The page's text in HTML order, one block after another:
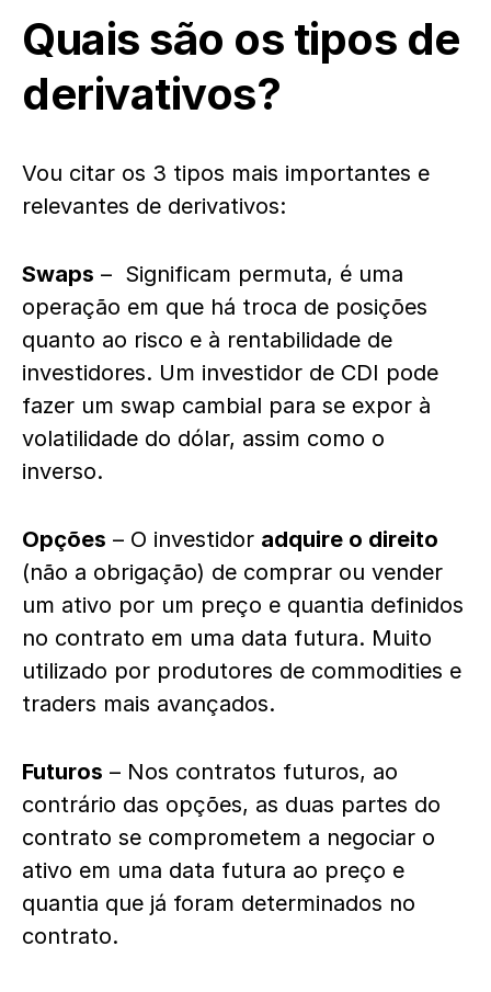
Quais são os tipos de
derivativos?
Vou citar os 3 tipos mais importantes e
relevantes de derivativos:
Swaps – Significam permuta, é uma
operação em que há troca de posições
quanto ao risco e à rentabilidade de
investidores. Um investidor de CDI pode
fazer um swap cambial para se expor à
volatilidade do dólar, assim como o
inverso.
Opções – O investidor adquire o direito
(não a obrigação) de comprar ou vender
um ativo por um preço e quantia definidos
no contrato em uma data futura. Muito
utilizado por produtores de commodities e
traders mais avançados.
Futuros – Nos contratos futuros, ao
contrário das opções, as duas partes do
contrato se comprometem a negociar o
ativo em uma data futura ao preço e
quantia que já foram determinados no
contrato.